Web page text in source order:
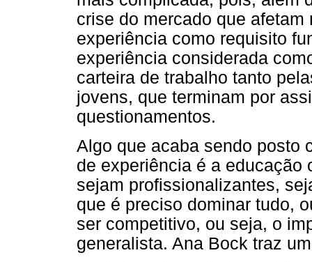
crise do mercado que
experiência como requisito
experiência considerada
carteira de trabalho tanto
jovens, que terminam por
questionamentos.
Algo que acaba sendo posto
de experiência é a educação
sejam profissionalizantes,
que é preciso dominar tudo,
ser competitivo, ou seja, o
generalista. Ana Bock traz